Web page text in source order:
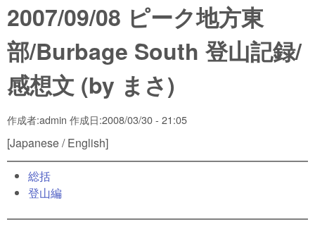
2007/09/08 ピーク地方東
部/Burbage South 登山記録/
感想文 (by まさ)
作成者:admin 作成日:2008/03/30 - 21:05
[Japanese / English]
総括
登山編